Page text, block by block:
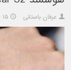
عرفان باستانی ۱۵ شهریور ۱۳۹۴ ساعت ۱۵:۱۲